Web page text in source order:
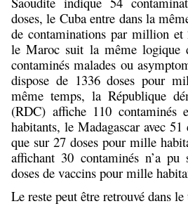
doses, le Cuba entre dans la
de contaminations par million et
le Maroc suit la même logique
contaminés malades ou
dispose de 1336 doses pour
même temps, la République
(RDC) affiche 110
habitants, le Madagascar avec
que sur 27 doses pour mille
affichant 30 contaminés n’a pu
doses de vaccins pour mille
Le reste peut être retrouvé dans